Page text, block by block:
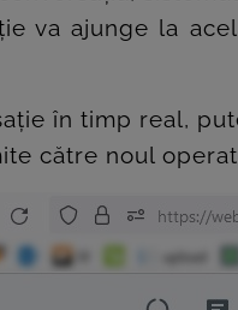
va ajunge la
în timp real,
către noul